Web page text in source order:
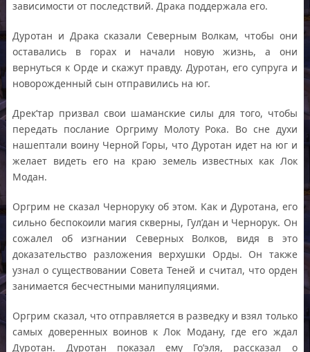
зависимости от последствий. Драка поддержала его.
Дуротан и Драка сказали Северным Волкам, чтобы они
оставались в горах и начали новую жизнь, а они
вернуться к Орде и скажут правду. Дуротан, его супруга и
новорожденный сын отправились на юг.
Дрек’тар призвал свои шаманские силы для того, чтобы
передать послание Оргриму Молоту Рока. Во сне духи
нашептали воину Черной Горы, что Дуротан идет на юг и
желает видеть его на краю земель известных как Лок
Модан.
Оргрим не сказал Черноруку об этом. Как и Дуротана, его
сильно беспокоили магия скверны, Гул’дан и Чернорук. Он
сожалел об изгнании Северных Волков, видя в это
доказательство разложения верхушки Орды. Он также
узнал о существовании Совета Теней и считал, что орден
занимается бесчестными манипуляциями.
Оргрим сказал, что отправляется в разведку и взял только
самых доверенных воинов к Лок Модану, где его ждал
Дуротан. Дуротан показал ему Го’эля, рассказал о